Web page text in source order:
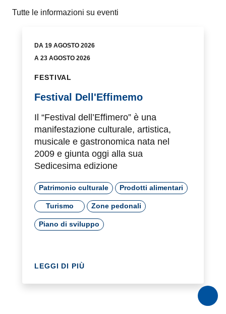
Tutte le informazioni su eventi
DA 19 AGOSTO 2026
A 23 AGOSTO 2026
FESTIVAL
Festival Dell'Effimemo
Il “Festival dell’Effimero” è una
manifestazione culturale, artistica,
musicale e gastronomica nata nel
2009 e giunta oggi alla sua
Sedicesima edizione
Patrimonio culturale Prodotti alimentari
Turismo Zone pedonali
Piano di sviluppo
LEGGI DI PIÙ